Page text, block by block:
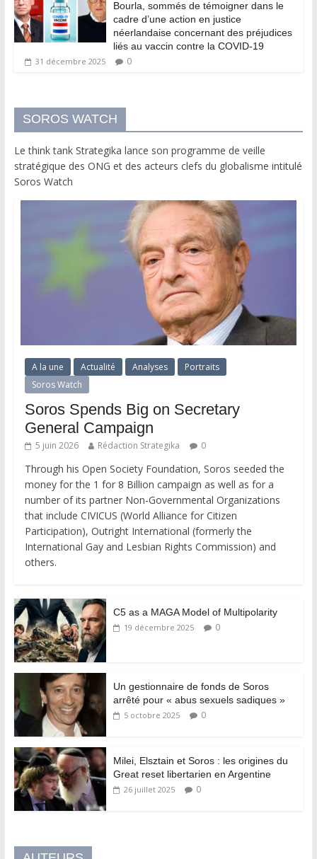
Bourla, sommés de témoigner dans le
cadre d’une action en justice
néerlandaise concernant des préjudices
liés au vaccin contre la COVID-19
31 décembre 2025 0
SOROS WATCH
Le think tank Strategika lance son programme de veille
stratégique des ONG et des acteurs clefs du globalisme intitulé
Soros Watch
A la une Actualité Analyses
Portraits
Soros Watch
Soros Spends Big on Secretary
General Campaign
5 juin 2026 Rédaction Strategika 0
Through his Open Society Foundation, Soros seeded the
money for the 1 for 8 Billion campaign as well as for a
number of its partner Non-Governmental Organizations
that include CIVICUS (World Alliance for Citizen
Participation), Outright International (formerly the
International Gay and Lesbian Rights Commission) and
others.
C5 as a MAGA Model of Multipolarity
19 décembre 2025 0
Un gestionnaire de fonds de Soros
arrêté pour « abus sexuels sadiques »
5 octobre 2025 0
Milei, Elsztain et Soros : les origines du
Great reset libertarien en Argentine
26 juillet 2025 0